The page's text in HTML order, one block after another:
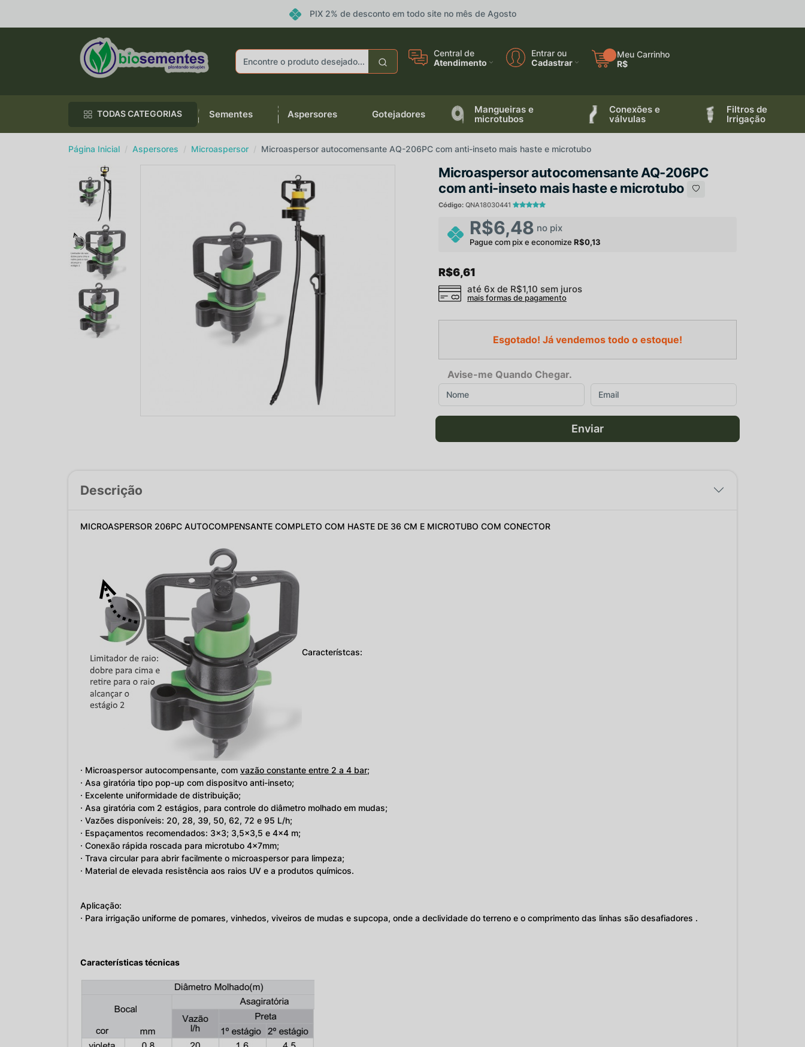
PIX 2% de desconto em todo site no mês de Agosto
Central de
Atendimento
Entrar ou
Cadastrar
Meu Carrinho
R$
TODAS CATEGORIAS Sementes Aspersores Gotejadores
Mangueiras e
microtubos
Conexões e
válvulas
Filtros de
Irrigação
Página Inicial Aspersores Microaspersor Microaspersor autocomensante AQ-206PC com anti-inseto mais haste e microtubo
Microaspersor autocomensante AQ-206PC
com anti-inseto mais haste e microtubo
Código: QNA18030441
R$6,48 no pix
Pague com pix e economize R$0,13
R$6,61
até 6x de R$1,10 sem juros
mais formas de pagamento
Esgotado! Já vendemos todo o estoque!
Avise-me Quando Chegar.
Enviar
Descrição
MICROASPERSOR 206PC AUTOCOMPENSANTE COMPLETO COM HASTE DE 36 CM E MICROTUBO COM CONECTOR
Característcas:
· Microaspersor autocompensante, com vazão constante entre 2 a 4 bar;
· Asa giratória tipo pop-up com dispositvo anti-inseto;
· Excelente uniformidade de distribuição;
· Asa giratória com 2 estágios, para controle do diâmetro molhado em mudas;
· Vazões disponíveis: 20, 28, 39, 50, 62, 72 e 95 L/h;
· Espaçamentos recomendados: 3x3; 3,5x3,5 e 4x4 m;
· Conexão rápida roscada para microtubo 4x7mm;
· Trava circular para abrir facilmente o microaspersor para limpeza;
· Material de elevada resistência aos raios UV e a produtos químicos.
Aplicação:
· Para irrigação uniforme de pomares, vinhedos, viveiros de mudas e supcopa, onde a declividade do terreno e o comprimento das linhas são desafiadores .
Características técnicas
Não gosto de promoções! Enviar